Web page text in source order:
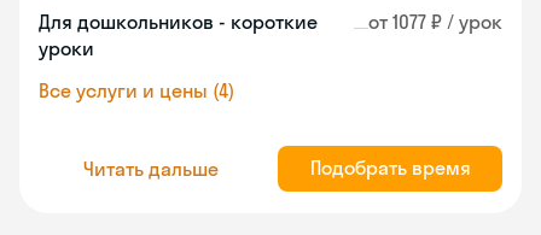
Для дошкольников - короткие
уроки
от 1077 ₽ / урок
Все услуги и цены (4)
Читать дальше Подобрать время